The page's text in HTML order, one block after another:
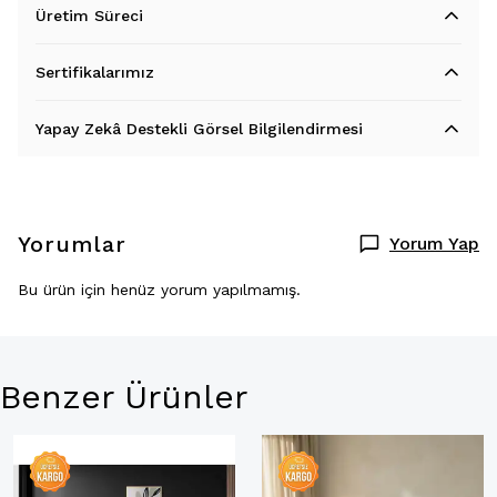
Üretim Süreci
Sertifikalarımız
Yapay Zekâ Destekli Görsel Bilgilendirmesi
Yorumlar Yorum Yap
Bu ürün için henüz yorum yapılmamış.
Benzer Ürünler